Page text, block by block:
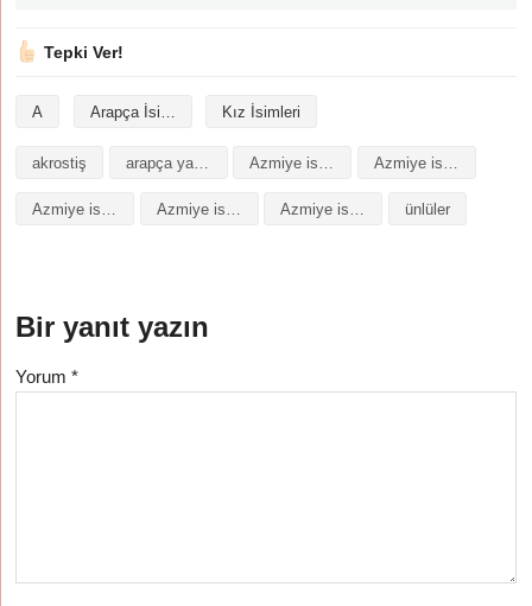
Tepki Ver!
A Arapça İsimler Kız İsimleri
akrostiş arapça yazılışı
Azmiye isminin baş harfleriyle şiir Azmiye isminin kökeni Azmiye isminin numerolojisi ünlüler
Bir yanıt yazın
Yorum*